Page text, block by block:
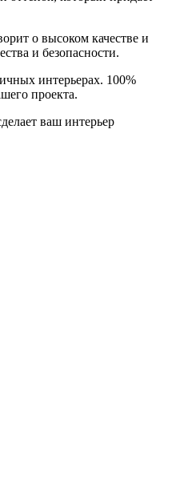
о высоком качестве и
и безопасности.
интерьерах. 100%
проекта.
ваш интерьер